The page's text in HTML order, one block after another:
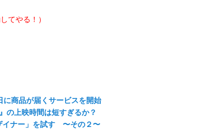
てやる！）
商品が届くサービスを開始
の上映時間は短すぎるか？
イナー」を試す 〜その２〜